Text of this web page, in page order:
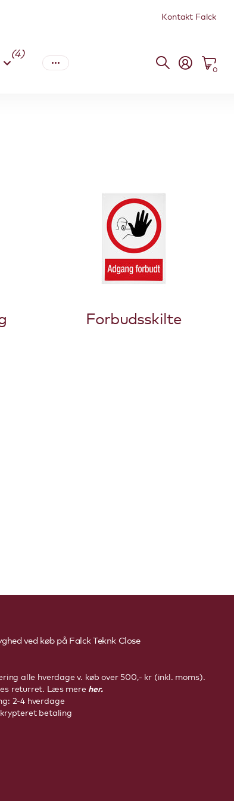
Kontakt Falck
(4)
0
Forbudsskilte
ved køb på Falck Teknk Close
alle hverdage v. køb over 500,- kr (inkl. moms).
returret. Læs mere her.
2-4 hverdage
betaling